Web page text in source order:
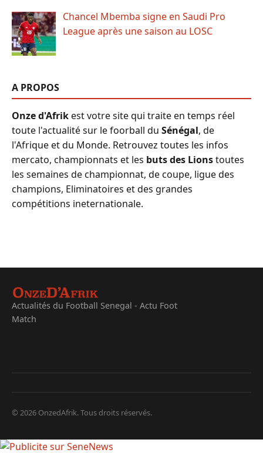
Chancel Mbemba signe en Saudi Pro
League après une saison au LOSC
A PROPOS
Onze d'Afrikest votre site qui traite en temps réel
toute l'actualité sur le foorball du Sénégal, de
l'Afrique et du Monde. Retrouvez toutes les infos
mercato, championnats et les buts des Lionstoutes
les semaines de championnat, de coupe, ligue des
champions, Eliminatoires et des grandes
compétitions ineternationale.
Actualités du Football Senegal - Actu Foot
Match
© 2026 OnzedAfrik. Tous droits réservés.